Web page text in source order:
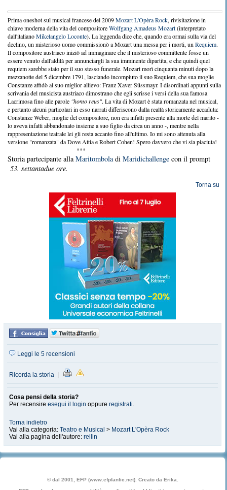
Prima oneshot sul musical francese del 2009Mozart L'Opèra Rock, rivisitazione in
chiave moderna della vita del compositoreWolfgang Amadeus Mozart(interpretato
dall'italianoMikelangelo Loconte). La leggenda dice che, quando era ormai sulla via del
declino, un misterioso uomo commissionò a Mozart una messa per i morti, un Requiem.
Il compositore austriaco iniziò ad immaginare che il misterioso committente fosse un
essere venuto dall'aldilà per annunciargli la sua imminente dipartita, e che quindi quel
requiem sarebbe stato per il suo stesso funerale. Mozart morì cinquanta minuti dopo la
mezzanotte del 5 dicembre 1791, lasciando incompiuto il suo Requiem, che sua moglie
Constanze affidò al suo miglior allievo: Franz Xaver Süssmayr. I disordinati appunti sulla
scrivania del musicista austriaco dimostrano che egli scrisse i versi della sua famosa
Lacrimosa fino alle parole "homo reus". La vita di Mozart è stata romanzata nel musical,
e pertanto alcuni particolari in esso narrati differiscono dalla realtà storicamente accaduta:
Constanze Weber, moglie del compositore, non era infatti presente alla morte del marito -
lo aveva infatti abbandonato insieme a suo figlio da circa un anno -, mentre nella
rappresentazione teatrale lei gli resta accanto fino all'ultimo. Io mi sono attenuta alla
versione "romanzata" da Dove Attia e Robert Cohen! Spero davvero che vi sia piaciuta!
***
Storia partecipante allaMaritomboladi Maridichallenge con il prompt
53. settantadue ore.
Torna su
Leggi le 5 recensioni
Ricorda la storia
Cosa pensi della storia?
Per recensire esegui il login oppure registrati.
Torna indietro
Vai alla categoria: Teatro e Musical > Mozart L'Opèra Rock
Vai alla pagina dell'autore: reilin
© dal 2001, EFP (www.efpfanfic.net). Creato da Erika.